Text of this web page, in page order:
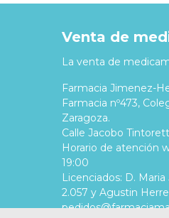
Venta de
La venta de
Farmacia Jimenez-
Farmacia nº473,
Zaragoza.
Calle Jacobo
Horario de atención
19:00
Licenciados: D.
2.057 y Agustin